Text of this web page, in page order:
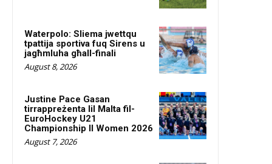
Waterpolo: Sliema jwettqu
tpattija sportiva fuq Sirens u
jagħmluha għall-finali
August 8, 2026
Justine Pace Gasan
tirrappreżenta lil Malta fil-
EuroHockey U21
Championship II Women 2026
August 7, 2026